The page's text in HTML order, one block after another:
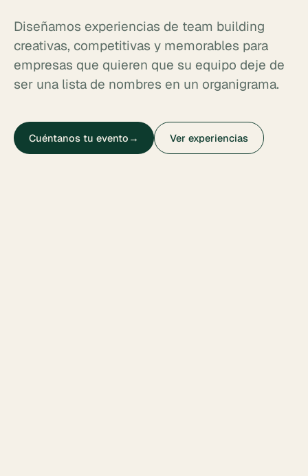
Diseñamos experiencias de team building
creativas, competitivas y memorables para
empresas que quieren que su equipo deje de
ser una lista de nombres en un organigrama.
Cuéntanos tu evento → Ver experiencias